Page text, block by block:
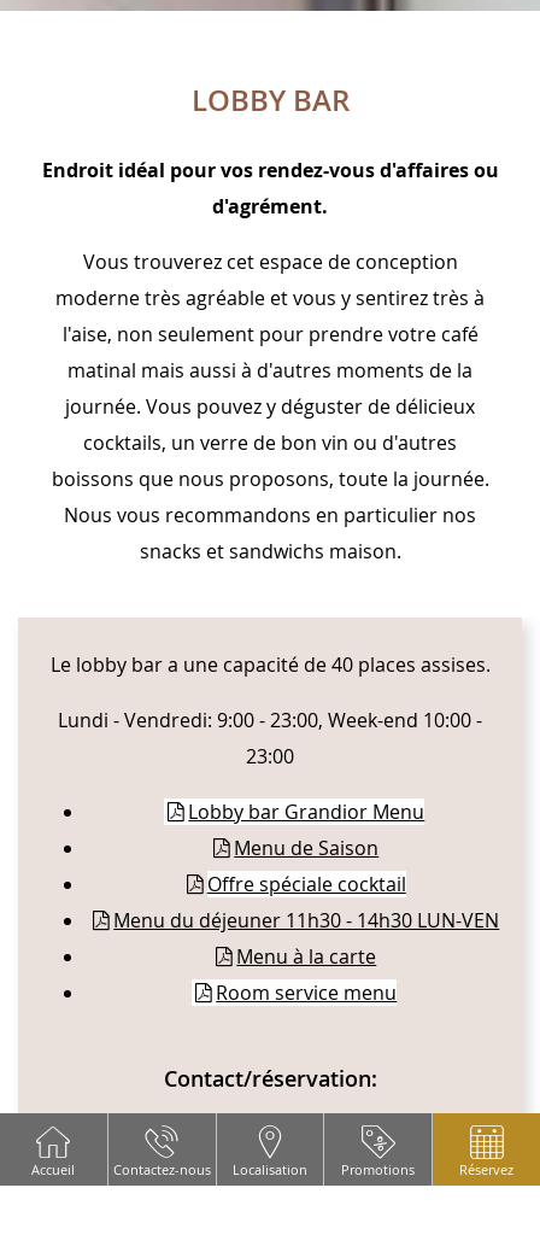
LOBBY BAR
Endroit idéal pour vos rendez-vous d'affaires ou
d'agrément.
Vous trouverez cet espace de conception
moderne très agréable et vous y sentirez très à
l'aise, non seulement pour prendre votre café
matinal mais aussi à d'autres moments de la
journée. Vous pouvez y déguster de délicieux
cocktails, un verre de bon vin ou d'autres
boissons que nous proposons, toute la journée.
Nous vous recommandons en particulier nos
snacks et sandwichs maison.
Le lobby bar a une capacité de 40 places assises.
Lundi - Vendredi: 9:00 - 23:00, Week-end 10:00 -
23:00
Lobby bar Grandior Menu
Menu de Saison
Offre spéciale cocktail
Menu du déjeuner 11h30 - 14h30 LUN-VEN
Menu à la carte
Room service menu
Contact/réservation:
.: +420 226 295 030
E-mail:reception@hotel-grandior.cz
Accueil Contactez-nous Localisation Promotions Réservez